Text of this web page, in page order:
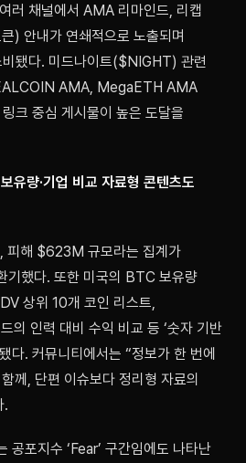
러 채널에서 AMA 리마인드, 리캡
) 안내가 연쇄적으로 노출되며
비됐다. 미드나이트($NIGHT) 관련
AMA, MegaETH AMA
크 중심 게시물이 높은 도달을
유량·기업 비교 자료형 콘텐츠도
피해 $623M 규모라는 집계가
기했다. 또한 미국의 BTC 보유량
상위 10개 코인 리스트,
의 인력 대비 수익 비교 등 ‘숫자 기반
다. 커뮤니티에서는 “정보가 한 번에
께, 단편 이슈보다 정리형 자료의
.
공포지수 ‘Fear’ 구간임에도 나타난